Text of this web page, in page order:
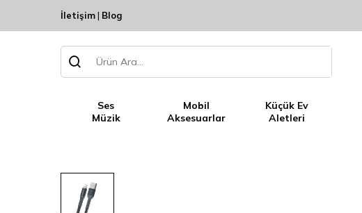
İletişim| Blog
Ses
Müzik
Mobil
Aksesuarlar
Küçük Ev
Aletleri